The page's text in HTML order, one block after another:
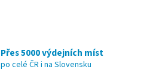
Přes 5000 výdejních míst
po celé ČR i na Slovensku